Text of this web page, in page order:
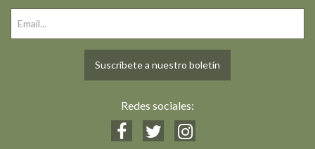
Suscríbete a nuestro boletín
Redes sociales: